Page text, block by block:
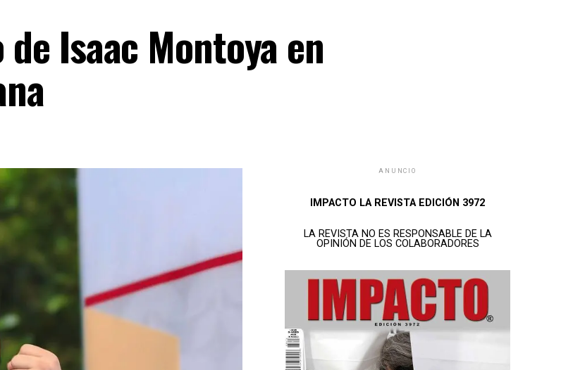
Isaac Montoya en
ANUNCIO
IMPACTO LA REVISTA EDICIÓN 3972
LA REVISTA NO ES RESPONSABLE DE LA
OPINIÓN DE LOS COLABORADORES